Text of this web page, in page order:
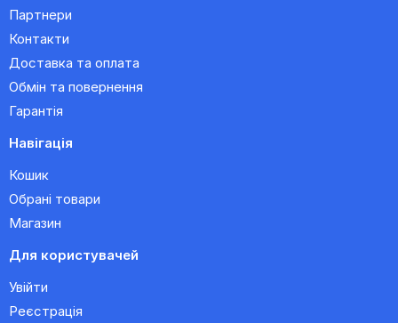
Партнери
Контакти
Доставка та оплата
Обмін та повернення
Гарантія
Навігація
Кошик
Обрані товари
Магазин
Для користувачей
Увійти
Реєстрація